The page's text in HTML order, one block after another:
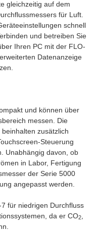
gleichzeitig auf dem
für Luft.
schnell
und betreiben Sie
Ihren PC mit der FLO-
Datenanzeige
und können über
messen. Die
zusätzlich
Steuerung
Unabhängig davon, ob
in Labor, Fertigung
der Serie 5000
angepasst werden.
für niedrigen Durchfluss
da er CO2